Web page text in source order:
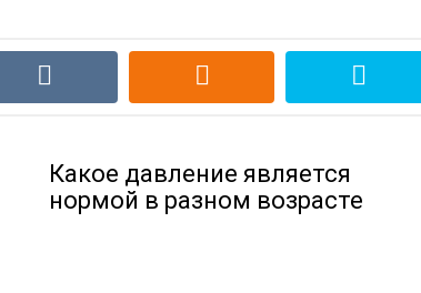
Какое давление является
нормой в разном возрасте